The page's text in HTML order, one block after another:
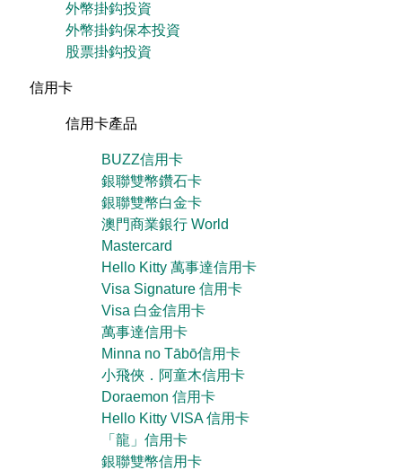
外幣掛鈎投資
外幣掛鈎保本投資
股票掛鈎投資
信用卡
信用卡產品
BUZZ信用卡
銀聯雙幣鑽石卡
銀聯雙幣白金卡
澳門商業銀行 World
Mastercard
Hello Kitty 萬事達信用卡
Visa Signature 信用卡
Visa 白金信用卡
萬事達信用卡
Minna no Tābō信用卡
小飛俠．阿童木信用卡
Doraemon 信用卡
Hello Kitty VISA 信用卡
「龍」信用卡
銀聯雙幣信用卡